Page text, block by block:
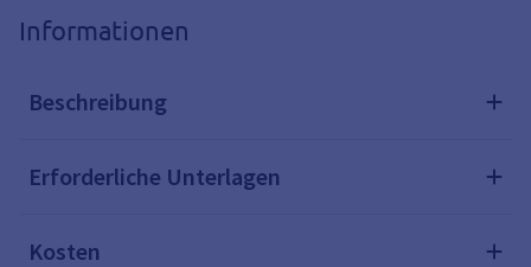
Informationen
Beschreibung
Erforderliche Unterlagen
Kosten